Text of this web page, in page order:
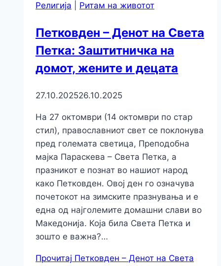
Религија Ритам на животот
Петковден – Денот на Света
Петка: Заштитничка на
домот, жените и децата
27.10.202526.10.2025
На 27 октомври (14 октомври по стар
стил), православниот свет се поклонува
пред големата светица, Преподобна
мајка Параскева – Света Петка, а
празникот е познат во нашиот народ
како Петковден. Овој ден го означува
почетокот на зимските празнувања и е
една од најголемите домашни слави во
Македонија. Која била Света Петка и
зошто е важна?…
Прочитај Петковден – Денот на Света